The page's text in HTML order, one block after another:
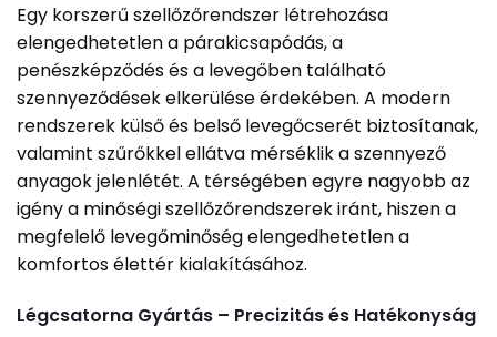
Egy korszerű szellőzőrendszer létrehozása
elengedhetetlen a párakicsapódás, a
penészképződés és a levegőben található
szennyeződések elkerülése érdekében. A modern
rendszerek külső és belső levegőcserét biztosítanak,
valamint szűrőkkel ellátva mérséklik a szennyező
anyagok jelenlétét. A térségében egyre nagyobb az
igény a minőségi szellőzőrendszerek iránt, hiszen a
megfelelő levegőminőség elengedhetetlen a
komfortos élettér kialakításához.
Légcsatorna Gyártás – Precizitás és Hatékonyság